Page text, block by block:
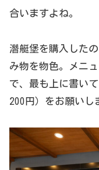
合いますよね。
潛艇堡を購入した
み物を物色。メニ
で、最も上に書い
200円）をお願いし